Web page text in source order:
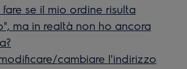
se il mio ordine risulta
ma in realtà non ho ancora
cambiare l'indirizzo